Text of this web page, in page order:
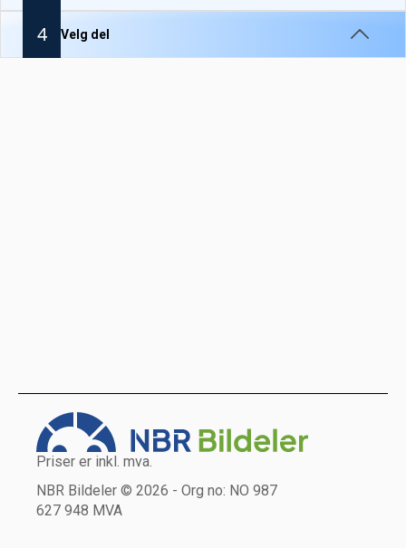
4 Velg del
Priser er inkl. mva.
NBR Bildeler © 2026 - Org no: NO 987
627 948 MVA